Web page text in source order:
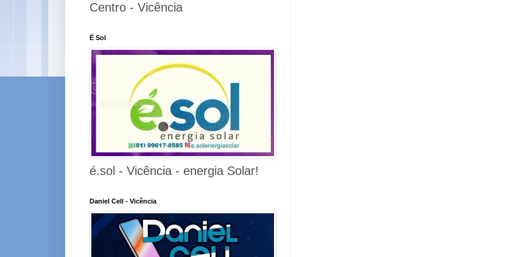
Centro - Vicência
É Sol
é.sol - Vicência - energia Solar!
Daniel Cell - Vicência